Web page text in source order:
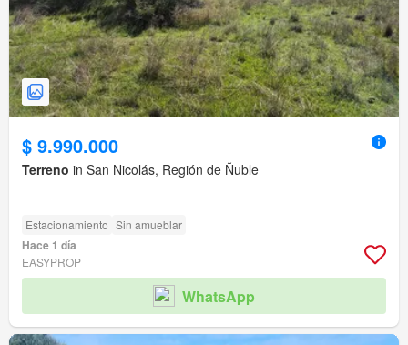
$ 9.990.000
Terreno in San Nicolás, Región de Ñuble
Estacionamiento Sin amueblar
Hace 1 día
EASYPROP
WhatsApp